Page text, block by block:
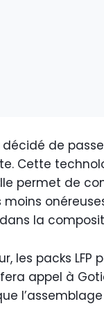
de
Cette
permet de
la
les packs LFP
fera appel à